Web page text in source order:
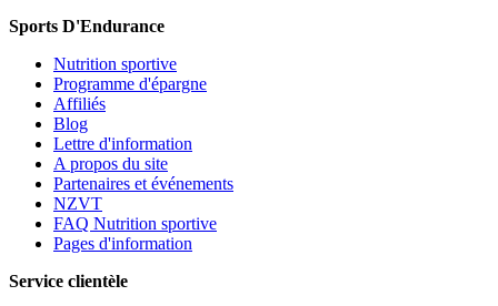
Sports D'Endurance
Nutrition sportive
Programme d'épargne
Affiliés
Blog
Lettre d'information
A propos du site
Partenaires et événements
NZVT
FAQ Nutrition sportive
Pages d'information
Service clientèle